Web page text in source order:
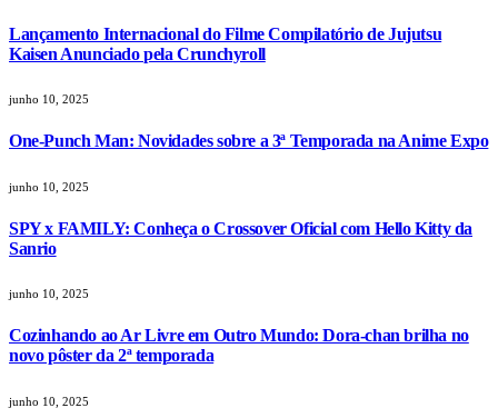
Lançamento Internacional do Filme Compilatório de Jujutsu
Kaisen Anunciado pela Crunchyroll
junho 10, 2025
One-Punch Man: Novidades sobre a 3ª Temporada na Anime Expo
junho 10, 2025
SPY x FAMILY: Conheça o Crossover Oficial com Hello Kitty da
Sanrio
junho 10, 2025
Cozinhando ao Ar Livre em Outro Mundo: Dora-chan brilha no
novo pôster da 2ª temporada
junho 10, 2025